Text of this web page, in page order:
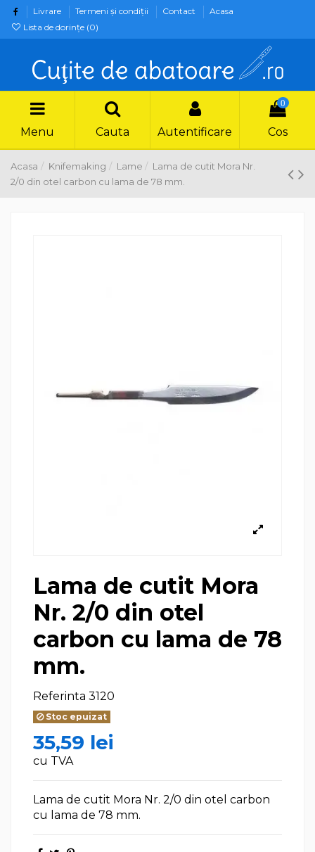
Livrare Termeni şi condiţii Contact
Acasa
Lista de dorințe (0)
Menu Cauta Autentificare
0
Cos
Acasa Knifemaking Lame
Lama de cutit Mora Nr.
2/0 din otel carbon cu lama de 78 mm.
Lama de cutit Mora
Nr. 2/0 din otel
carbon cu lama de 78
mm.
Referinta 3120
Stoc epuizat
35,59 lei
cu TVA
Lama de cutit Mora Nr. 2/0 din otel carbon
cu lama de 78 mm.